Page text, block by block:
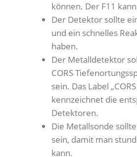
können. Der F11
Der Detektor sollte
und ein schnelles
haben.
Der Metalldetektor
CORS
sein. Das Label
kennzeichnet die
Detektoren.
Die Metallsonde
sein, damit man
kann.